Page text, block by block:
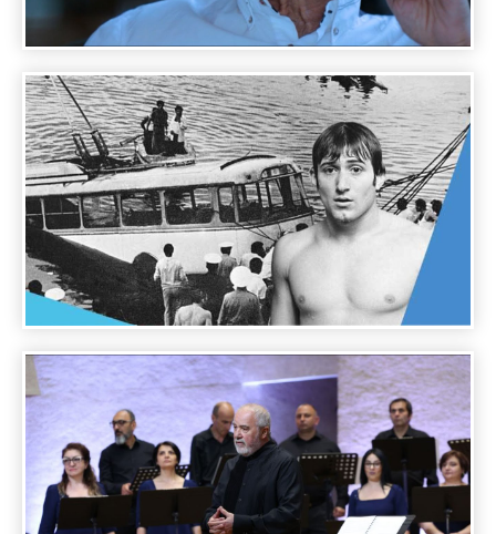
A DAY WITH FAMOUS PEOPLE - RAFAEL
KOTANJIAN
A DAY WITH FAMOUS PEOPLE - SHAVARSH
KARAPETYAN